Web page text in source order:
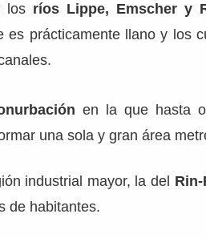
los ríos Lippe, Emscher y
es prácticamente llano y los
en la que hasta
una sola y gran área
industrial mayor, la del
de habitantes.